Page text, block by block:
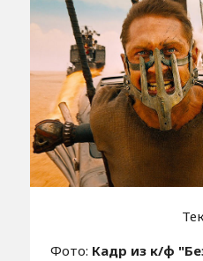
Фото: Кадр из к/ф